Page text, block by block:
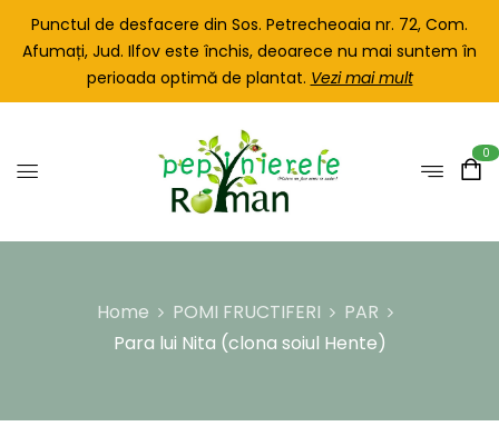
Punctul de desfacere din Sos. Petrecheoaia nr. 72, Com.
Afumați, Jud. Ilfov este închis, deoarece nu mai suntem în
perioada optimă de plantat. Vezi mai mult
0
Home POMI FRUCTIFERI
PAR
Para lui Nita (clona soiul Hente)